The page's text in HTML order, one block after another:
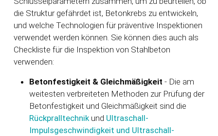
die Struktur gefährdet ist, Betonkrebs zu entwickeln,
und welche Technologien für präventive Inspektionen
verwendet werden können. Sie können dies auch als
Checkliste für die Inspektion von Stahlbeton
verwenden:
Betonfestigkeit & Gleichmäßigkeit - Die am
weitesten verbreiteten Methoden zur Prüfung der
Betonfestigkeit und Gleichmäßigkeit sind die
Rückpralltechnikund Ultraschall-
Impulsgeschwindigkeit und Ultraschall-